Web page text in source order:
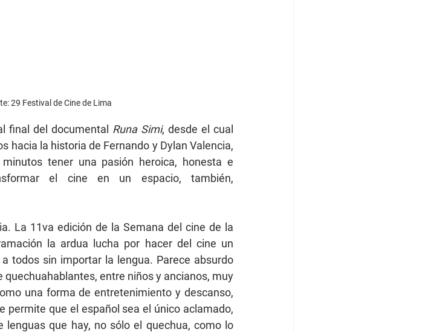
29 Festival de Cine de Lima
final del documental Runa Simi, desde el cual
hacia la historia de Fernando y Dylan Valencia,
tener una pasión heroica, honesta e
el cine en un espacio, también,
La 11va edición de la Semana del cine de la
la ardua lucha por hacer del cine un
todos sin importar la lengua. Parece absurdo
entre niños y ancianos, muy
una forma de entretenimiento y descanso,
permite que el español sea el único aclamado,
que hay, no sólo el quechua, como lo